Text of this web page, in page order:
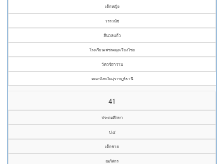
เด็กหญิง
วรรวนัช
สีนวลแก้ว
โรงเรียนเพชรผดุงเวียงไชย
วัดวชิราราม
คณะจังหวัดสุราษฎร์ธานี
41
ประถมศึกษา
ป.๔
เด็กชาย
ณภัสกร